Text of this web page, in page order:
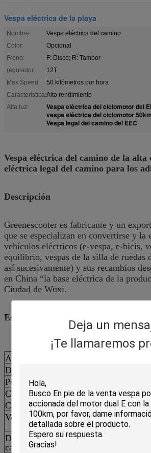
Deja un
¡Te llamaremos
Vespa eléctrica de la playa
Nombre:
Vespa eléctrica del camino
Color:
Opcional
Freno:
F: Disco; R: Tambor
regulador:
12T
Max Speed:
50 kilómetros por hora
Característica:Alto rendimiento
Alta luz:
Vespa eléctrica del ciclomotor del
vespa eléctrica del ciclomotor
Vespa legal del camino del EEC
Vespa eléctrica del camino de la
eléctrica legal del camino para los
Descripción
Greenescooter es fabricante y un
que se especializan en convertirse y la
vehículos eléctricos (e-vespa, e-bicis,
equilibrio, vespas de la silla de ruedas
así sucesivamente) y sus recambios
en China “la base eléctrica de la
Ciudad de Wuxi.
Especificaciones
Aprobación
Dimensión
Peso (sin la batería)
Color
Opcional
Capacidad que sube
18° (una
Velocidad máxima
50
Distancia de la gama por
carga
los 65-